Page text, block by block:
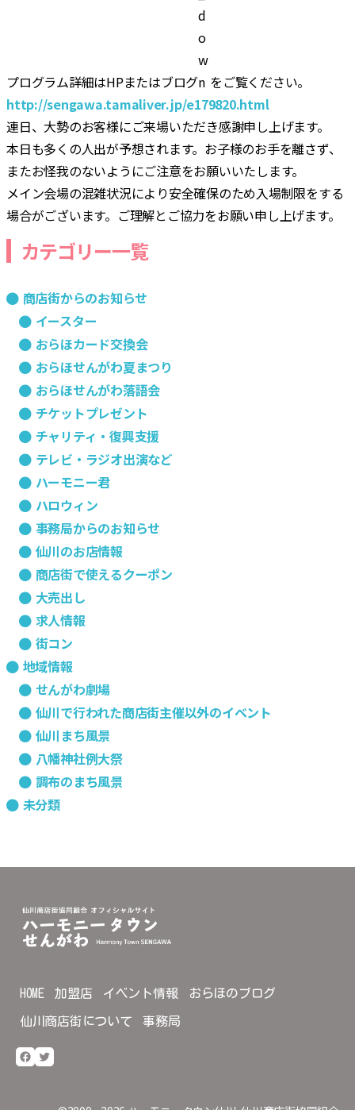
プログラム詳細はHPまたはブログ
をご覧ください。
http://sengawa.tamaliver.jp/e179820.html
連日、大勢のお客様にご来場いただき感謝申し上げます。
本日も多くの人出が予想されます。お子様のお手を離さず、
またお怪我のないようにご注意をお願いいたします。
メイン会場の混雑状況により安全確保のため入場制限をする
場合がございます。ご理解とご協力をお願い申し上げます。
カテゴリー一覧
商店街からのお知らせ
イースター
おらほカード交換会
おらほせんがわ夏まつり
おらほせんがわ落語会
チケットプレゼント
チャリティ・復興支援
テレビ・ラジオ出演など
ハーモニー君
ハロウィン
事務局からのお知らせ
仙川のお店情報
商店街で使えるクーポン
大売出し
求人情報
街コン
地域情報
せんがわ劇場
仙川で行われた商店街主催以外のイベント
仙川まち風景
八幡神社例大祭
調布のまち風景
未分類
HOME 加盟店 イベント情報 おらほのブログ
仙川商店街について 事務局
Facebook
Twitter